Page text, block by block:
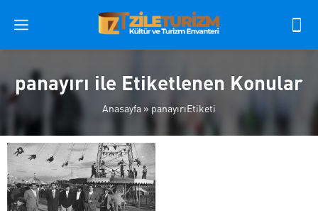
panayırı ile Etiketlenen Konular
Anasayfa »panayırıEtiketi